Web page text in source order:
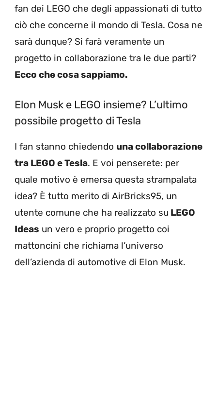
fan dei LEGO che degli appassionati di tutto
ciò che concerne il mondo di Tesla. Cosa ne
sarà dunque? Si farà veramente un
progetto in collaborazione tra le due parti?
Ecco che cosa sappiamo.
Elon Musk e LEGO insieme? L’ultimo
possibile progetto di Tesla
I fan stanno chiedendo una collaborazione
tra LEGO e Tesla. E voi penserete: per
quale motivo è emersa questa strampalata
idea? È tutto merito di AirBricks95, un
utente comune che ha realizzato su LEGO
Ideas un vero e proprio progetto coi
mattoncini che richiama l’universo
dell’azienda di automotive di Elon Musk.